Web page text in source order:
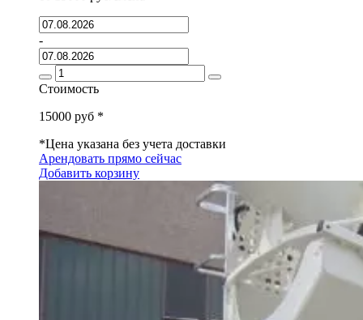
-
Стоимость
15000 руб *
*Цена указана без учета доставки
Арендовать прямо сейчас
Добавить корзину